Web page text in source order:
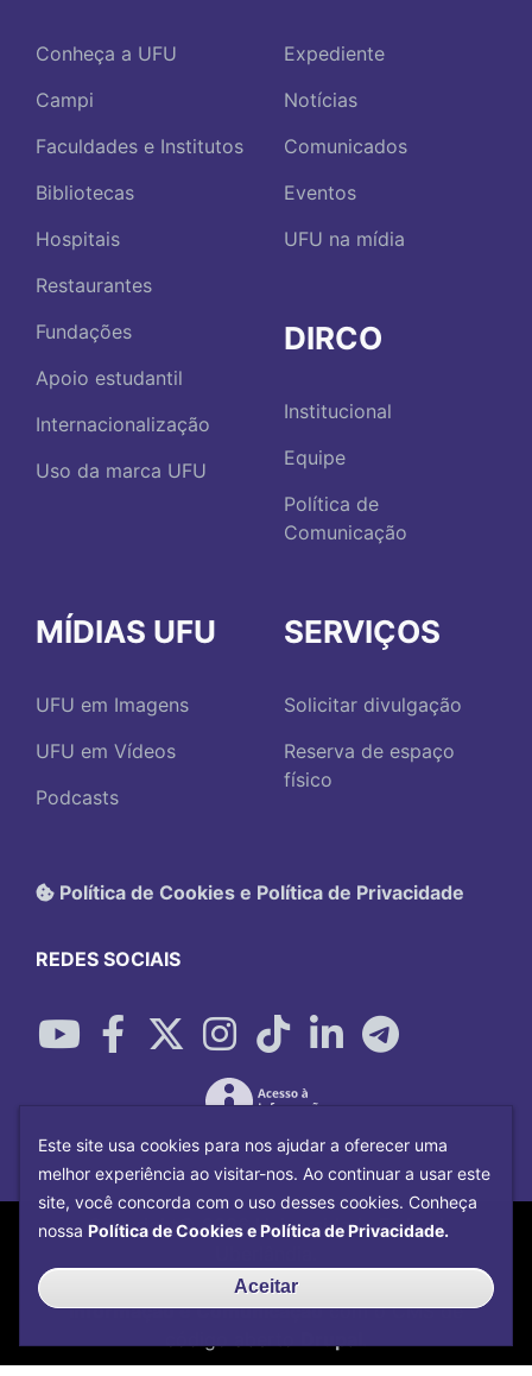
Conheça a UFU
Campi
Faculdades e Institutos
Bibliotecas
Hospitais
Restaurantes
Fundações
Apoio estudantil
Internacionalização
Uso da marca UFU
Expediente
Notícias
Comunicados
Eventos
UFU na mídia
DIRCO
Institucional
Equipe
Política de
Comunicação
MÍDIAS UFU
UFU em Imagens
UFU em Vídeos
Podcasts
SERVIÇOS
Solicitar divulgação
Reserva de espaço
físico
Política de Cookies e Política de Privacidade
REDES SOCIAIS
Copyright©2026Universidade Federal
Centro de Tecnologia da
Informação e Comunicaçãocom o CMS de
Este site usa cookies para nos ajudar a oferecer uma
melhor experiência ao visitar-nos. Ao continuar a usar este
site, você concorda com o uso desses cookies. Conheça
nossa Política de Cookies e Política de Privacidade.
Aceitar